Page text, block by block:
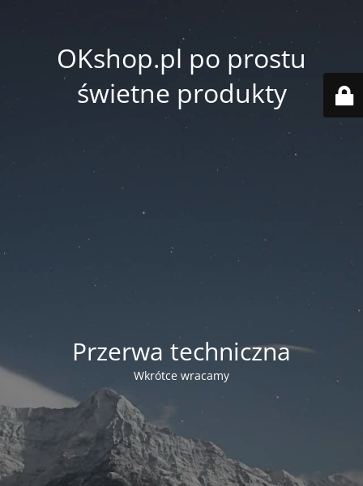
OKshop.pl po prostu
świetne produkty
Przerwa techniczna
Wkrótce wracamy